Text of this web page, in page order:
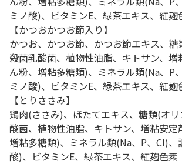
ミノ酸)、ビタミンE、緑茶エキス、紅麹
【かつおかつお節入り】
かつお、かつお節、かつお節エキス、糖
殺菌乳酸菌、植物性油脂、キトサン、
ん粉、増粘多糖類)、ミネラル類(Na、P
ミノ酸)、ビタミンE、緑茶エキス、紅麹
【とりささみ】
鶏肉(ささみ)、ほたてエキス、糖類(オ
酸菌、植物性油脂、キトサン、増粘安定
増粘多糖類)、ミネラル類(Na、P、Cl)、
酸)、ビタミンE、緑茶エキス、紅麹色素